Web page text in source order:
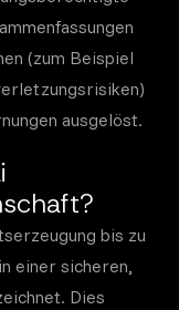
(zum Beispiel
ausgelöst.
bis zu
einer sicheren,
Dies